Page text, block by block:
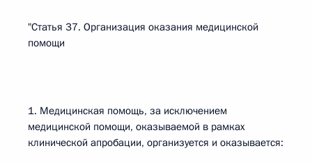
"Статья 37. Организация оказания медицинской
помощи
1. Медицинская помощь, за исключением
медицинской помощи, оказываемой в рамках
клинической апробации, организуется и оказывается: